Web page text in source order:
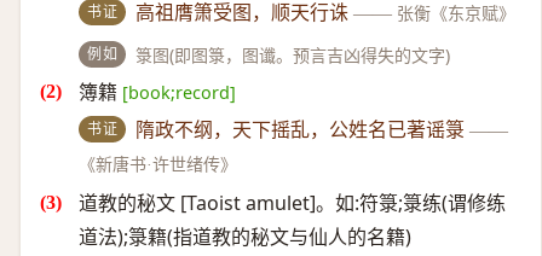
书证 高祖膺箫受图，顺天行诛 —— 张衡《东京赋》
例如 箓图(即图箓，图谶。预言吉凶得失的文字)
簿籍 [book;record]
书证 隋政不纲，天下摇乱，公姓名已著谣箓 ——
《新唐书·许世绪传》
道教的秘文 [Taoist amulet]。如:符箓;箓练(谓修练
道法);箓籍(指道教的秘文与仙人的名籍)